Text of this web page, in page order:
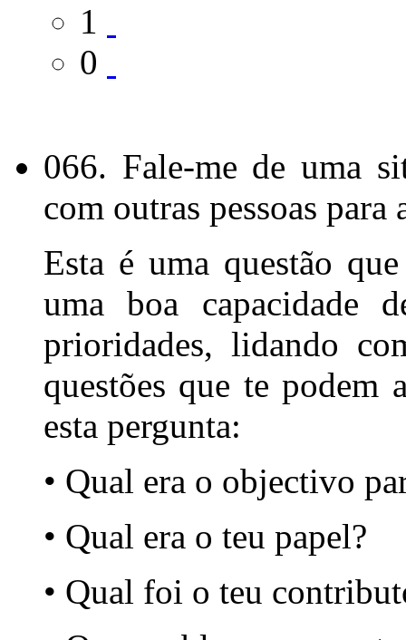
1
0
066. Fale-me de uma
com outras pessoas
Esta é uma questão
uma boa capacidade
prioridades, lidando
questões que te podem
esta pergunta:
• Qual era o objectivo
• Qual era o teu papel?
• Qual foi o teu